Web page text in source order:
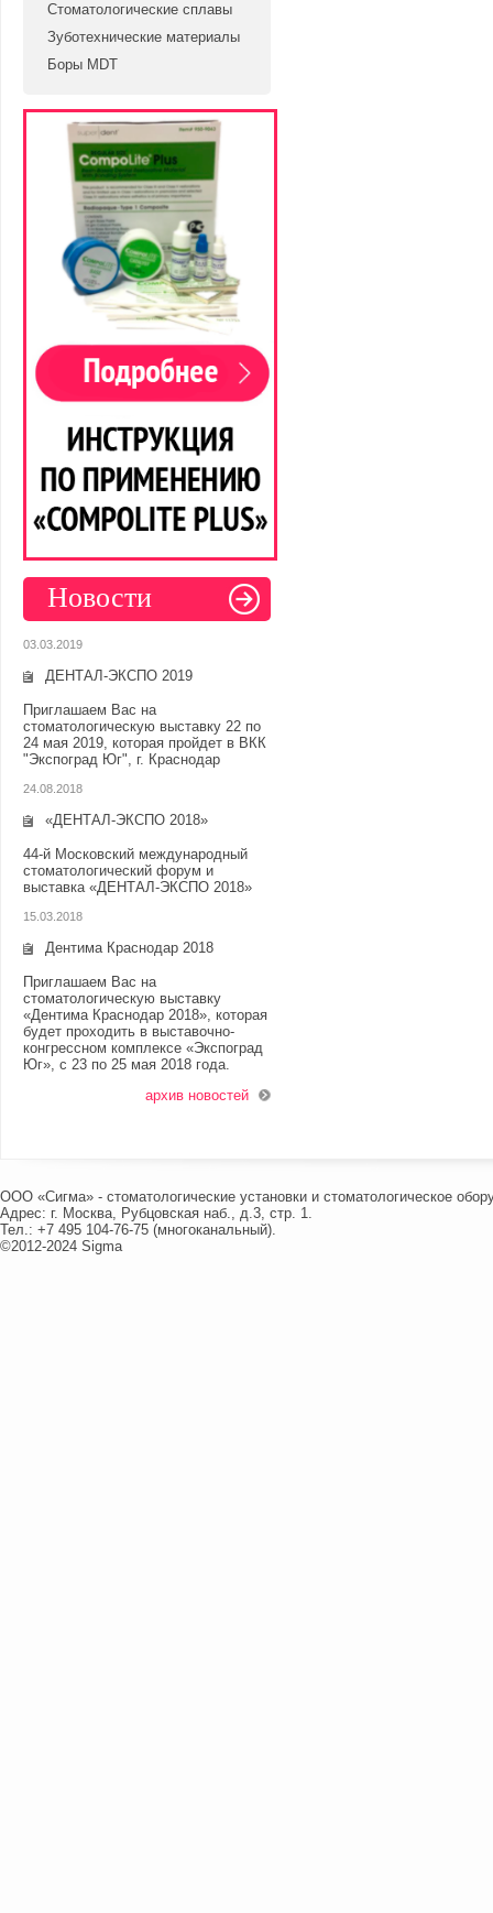
Стоматологические сплавы
Зуботехнические материалы
Боры MDT
Новости
03.03.2019
ДЕНТАЛ-ЭКСПО 2019
Приглашаем Вас на
стоматологическую выставку 22 по
24 мая 2019, которая пройдет в ВКК
"Экспоград Юг", г. Краснодар
24.08.2018
«ДЕНТАЛ-ЭКСПО 2018»
44-й Московский международный
стоматологический форум и
выставка «ДЕНТАЛ-ЭКСПО 2018»
15.03.2018
Дентима Краснодар 2018
Приглашаем Вас на
стоматологическую выставку
«Дентима Краснодар 2018», которая
будет проходить в выставочно-
конгрессном комплексе «Экспоград
Юг», с 23 по 25 мая 2018 года.
архив новостей
ООО «Сигма» - стоматологические установки и стоматологическое
Адрес: г. Москва, Рубцовская наб., д.3, стр. 1.
Тел.: +7 495 104-76-75 (многоканальный).
©2012-2024 Sigma